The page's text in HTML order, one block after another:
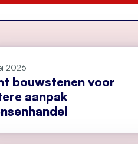
2026
bouwstenen voor
aanpak